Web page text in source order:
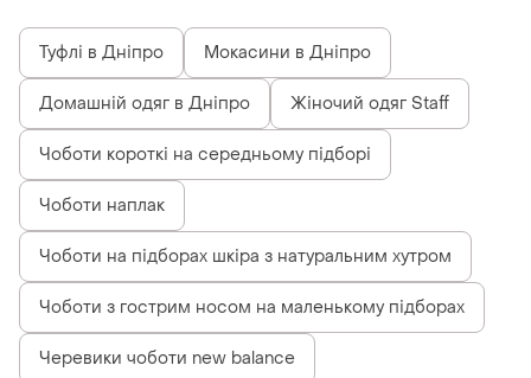
Туфлі в Дніпро Мокасини в Дніпро
Домашній одяг в Дніпро Жіночий одяг Staff
Чоботи короткі на середньому підборі
Чоботи наплак
Чоботи на підборах шкіра з натуральним хутром
Чоботи з гострим носом на маленькому підборах
Черевики чоботи new balance